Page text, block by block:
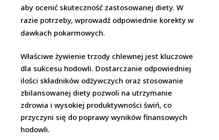
aby ocenić skuteczność zastosowanej diety. W
razie potrzeby, wprowadź odpowiednie korekty w
dawkach pokarmowych.
Właściwe żywienie trzody chlewnej jest kluczowe
dla sukcesu hodowli. Dostarczanie odpowiedniej
ilości składników odżywczych oraz stosowanie
zbilansowanej diety pozwoli na utrzymanie
zdrowia i wysokiej produktywności świń, co
przyczyni się do poprawy wyników finansowych
hodowli.